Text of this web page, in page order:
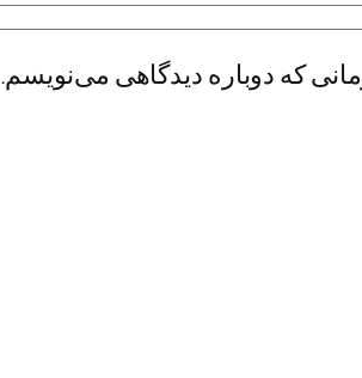
که دوباره دیدگاهی می‌نویسم.